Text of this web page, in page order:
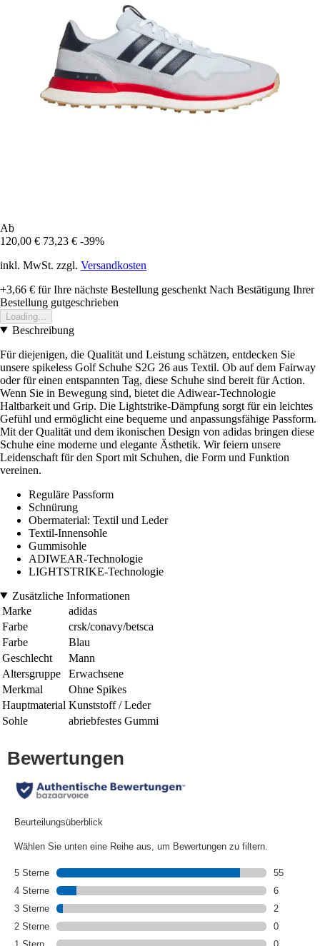
Ab
120,00 € 73,23 € -39%
inkl. MwSt. zzgl. Versandkosten
+3,66 € für Ihre nächste Bestellung geschenkt Nach Bestätigung Ihrer
Bestellung gutgeschrieben
Loading...
Beschreibung
Für diejenigen, die Qualität und Leistung schätzen, entdecken Sie
unsere spikeless Golf Schuhe S2G 26 aus Textil. Ob auf dem Fairway
oder für einen entspannten Tag, diese Schuhe sind bereit für Action.
Wenn Sie in Bewegung sind, bietet die Adiwear-Technologie
Haltbarkeit und Grip. Die Lightstrike-Dämpfung sorgt für ein leichtes
Gefühl und ermöglicht eine bequeme und anpassungsfähige Passform.
Mit der Qualität und dem ikonischen Design von adidas bringen diese
Schuhe eine moderne und elegante Ästhetik. Wir feiern unsere
Leidenschaft für den Sport mit Schuhen, die Form und Funktion
vereinen.
Reguläre Passform
Schnürung
Obermaterial: Textil und Leder
Textil-Innensohle
Gummisohle
ADIWEAR-Technologie
LIGHTSTRIKE-Technologie
Zusätzliche Informationen
Marke
adidas
Farbe
crsk/conavy/betsca
Farbe
Blau
Geschlecht
Mann
Altersgruppe
Erwachsene
Merkmal
Ohne Spikes
Hauptmaterial Kunststoff / Leder
Sohle
abriebfestes Gummi